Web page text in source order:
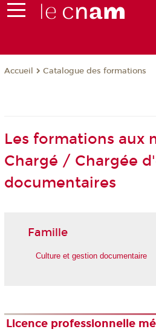
Accueil Catalogue des formations
Les formations aux
Chargé / Chargée
documentaires
Famille
Culture et gestion documentaire
Licence professionnelle